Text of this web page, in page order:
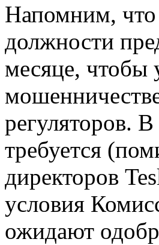
Напомним, что
должности
месяце, чтобы
регуляторов.
требуется
директоров
условия
ожидают